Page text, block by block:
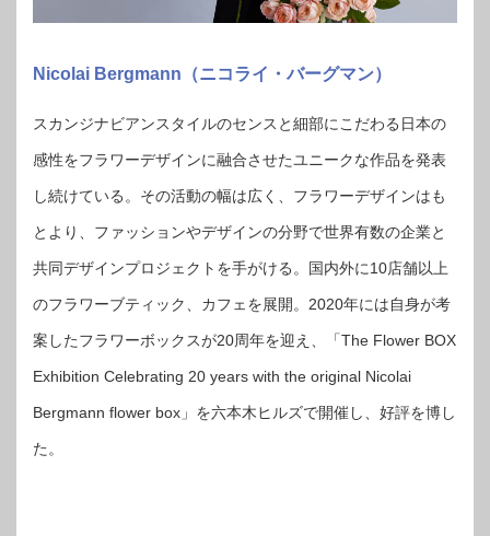
Nicolai Bergmann（ニコライ・バーグマン）
スカンジナビアンスタイルのセンスと細部にこだわる日本の
感性をフラワーデザインに融合させたユニークな作品を発表
し続けている。その活動の幅は広く、フラワーデザインはも
とより、ファッションやデザインの分野で世界有数の企業と
共同デザインプロジェクトを手がける。国内外に10店舗以上
のフラワーブティック、カフェを展開。2020年には自身が考
案したフラワーボックスが20周年を迎え、「The Flower BOX
Exhibition Celebrating 20 years with the original Nicolai
Bergmann flower box」を六本木ヒルズで開催し、好評を博し
た。